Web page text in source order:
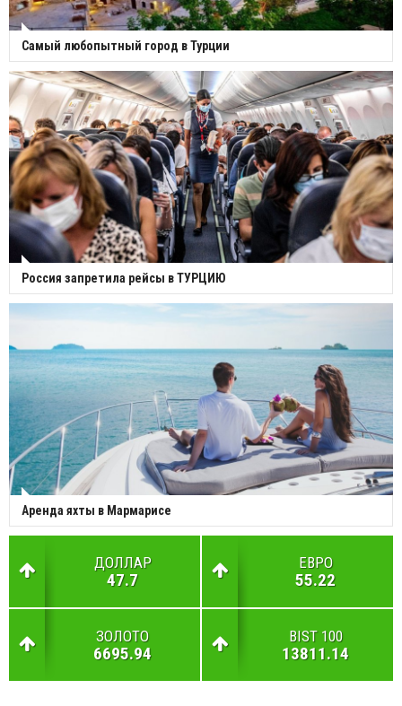
Самый любопытный город в Турции
Россия запретила рейсы в ТУРЦИЮ
Аренда яхты в Мармарисе
ДОЛЛАР
47.7
ЕВРО
55.22
ЗОЛОТО
6695.94
BIST 100
13811.14